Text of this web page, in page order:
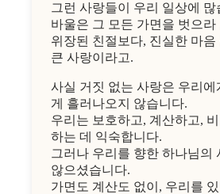
그런 사랑들이 우리 일상에 많
바울은 그 모든 가면을 벗으라
위장된 친절보다, 진실한 마음
큰 사랑이라고.
사실 거짓 없는 사랑은 우리에
게 흘러나오지 않습니다.
우리는 보호하고, 계산하고,
하는 데 익숙합니다.
그러나 우리를 향한 하나님의
않으셨습니다.
가면도 계산도 없이, 우리를